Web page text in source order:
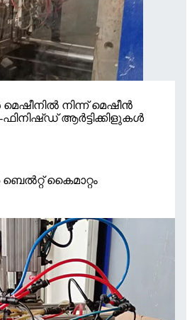
നിന്ന് മെഷീൻ
ആർട്ടിക്കിളുകൾ
കൈമാറ്റം